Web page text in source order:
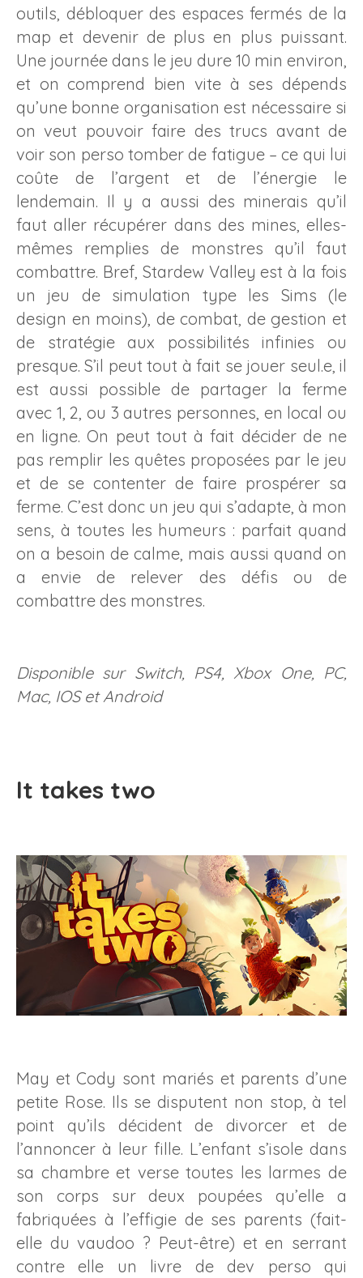
outils, débloquer des espaces fermés de la
map et devenir de plus en plus puissant.
Une journée dans le jeu dure 10 min environ,
et on comprend bien vite à ses dépends
qu’une bonne organisation est nécessaire si
on veut pouvoir faire des trucs avant de
voir son perso tomber de fatigue – ce qui lui
coûte de l’argent et de l’énergie le
lendemain. Il y a aussi des minerais qu’il
faut aller récupérer dans des mines, elles-
mêmes remplies de monstres qu’il faut
combattre. Bref, Stardew Valley est à la fois
un jeu de simulation type les Sims (le
design en moins), de combat, de gestion et
de stratégie aux possibilités infinies ou
presque. S’il peut tout à fait se jouer seul.e, il
est aussi possible de partager la ferme
avec 1, 2, ou 3 autres personnes, en local ou
en ligne. On peut tout à fait décider de ne
pas remplir les quêtes proposées par le jeu
et de se contenter de faire prospérer sa
ferme. C’est donc un jeu qui s’adapte, à mon
sens, à toutes les humeurs : parfait quand
on a besoin de calme, mais aussi quand on
a envie de relever des défis ou de
combattre des monstres.
Disponible sur Switch, PS4, Xbox One, PC,
Mac, IOS et Android
It takes two
May et Cody sont mariés et parents d’une
petite Rose. Ils se disputent non stop, à tel
point qu’ils décident de divorcer et de
l’annoncer à leur fille. L’enfant s’isole dans
sa chambre et verse toutes les larmes de
son corps sur deux poupées qu’elle a
fabriquées à l’effigie de ses parents (fait-
elle du vaudoo ? Peut-être) et en serrant
contre elle un livre de dev perso qui